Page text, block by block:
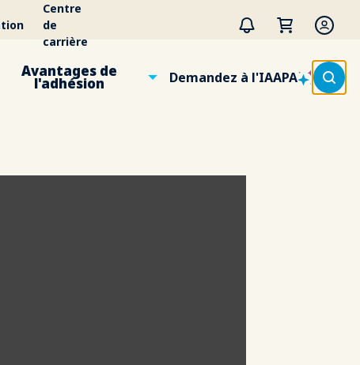
Centre
de
carrière
Avantages de
l'adhésion Demandez à l'IAAPA